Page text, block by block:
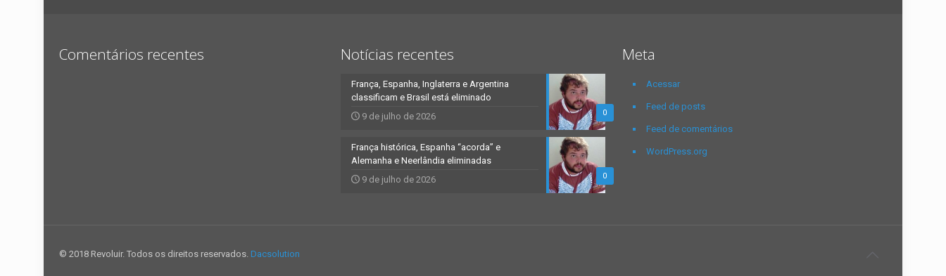
Comentários recentes Notícias recentes
0
França, Espanha, Inglaterra e Argentina
classificam e Brasil está eliminado
9 de julho de 2026
0
França histórica, Espanha “acorda” e
Alemanha e Neerlândia eliminadas
9 de julho de 2026
Meta
Acessar
Feed de posts
Feed de comentários
WordPress.org
© 2018 Revoluir. Todos os direitos reservados. Dacsolution